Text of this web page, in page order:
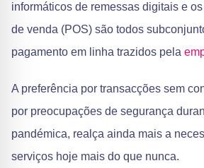
informáticos de remessas digitais e
de venda (POS) são todos
pagamento em linha trazidos pela
A preferência por transacções sem
por preocupações de segurança
pandémica, realça ainda mais a
serviços hoje mais do que nunca.